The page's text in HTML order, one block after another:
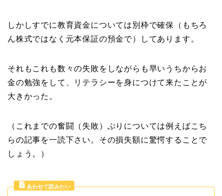
しかしすでに教育資金については別枠で確保（もちろ
ん株式ではなく元本保証の預金で）してあります。
それもこれも数々の失敗をしながらも早いうちからお
金の勉強をして、リテラシーを身につけて来たことが
大きかった。
（これまでの奮闘（失敗）ぶりについては例えばこち
らの記事を一読下さい。その損失額に驚愕することで
しょう。）